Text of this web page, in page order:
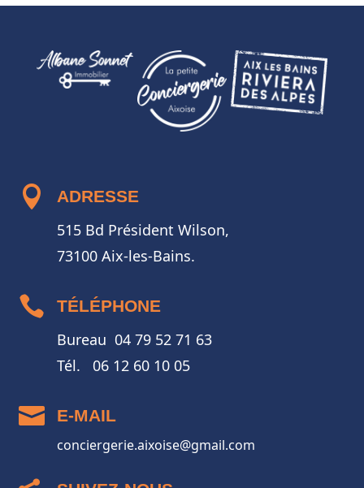
 ADRESSE
515 Bd Président Wilson,
73100 Aix-les-Bains.
 TÉLÉPHONE
Bureau 04 79 52 71 63
Tél. 06 12 60 10 05
 E-MAIL
conciergerie.aixoise@gmail.com